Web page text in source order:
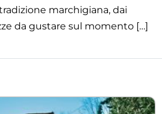
marchigiana, dai
da gustare sul momento […]